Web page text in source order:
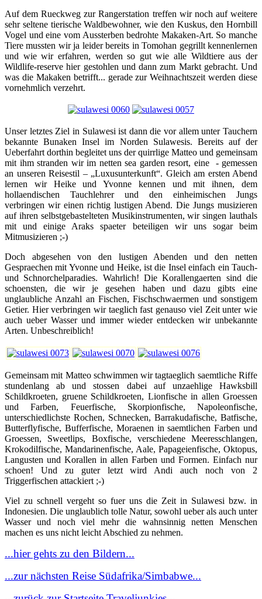
Auf dem Rueckweg zur Rangerstation treffen wir noch auf weitere
sehr seltene tierische Waldbewohner, wie den Kuskus, den Hornbill
Vogel und eine vom Aussterben bedrohte Makaken-Art. So manche
Tiere mussten wir ja leider bereits in Tomohan gegrillt kennenlernen
und wie wir erfahren, werden so gut wie alle Wildtiere aus der
Wildlife-reserve hier gestohlen und dann zum Markt gebracht. Und
was die Makaken betrifft... gerade zur Weihnachtszeit werden diese
vornehmlich verzehrt.
Unser letztes Ziel in Sulawesi ist dann die vor allem unter Tauchern
bekannte Bunaken Insel im Norden Sulawesis. Bereits auf der
Ueberfahrt dorthin begleitet uns der quirrlige Matteo und gemeinsam
mit ihm stranden wir im netten sea garden resort, eine - gemessen
an unseren Reisestil – „Luxusunterkunft“. Gleich am ersten Abend
lernen wir Heike und Yvonne kennen und mit ihnen, dem
hollaendischen Tauchlehrer und den einheimischen Jungs
verbringen wir einen richtig lustigen Abend. Die Jungs musizieren
auf ihren selbstgebastelteten Musikinstrumenten, wir singen lauthals
mit und einige Araks spaeter beteiligen wir uns sogar beim
Mitmusizieren ;-)
Doch abgesehen von den lustigen Abenden und den netten
Gespraechen mit Yvonne und Heike, ist die Insel einfach ein Tauch-
und Schnorchelparadies. Wahrlich! Die Korallengaerten sind die
schoensten, die wir je gesehen haben und dazu gibts eine
unglaubliche Anzahl an Fischen, Fischschwaermen und sonstigem
Getier. Hier verbringen wir taeglich fast genauso viel Zeit unter wie
auch ueber Wasser und immer wieder entdecken wir unbekannte
Arten. Unbeschreiblich!
Gemeinsam mit Matteo schwimmen wir tagtaeglich saemtliche Riffe
stundenlang ab und stossen dabei auf unzaehlige Hawksbill
Schildkroeten, gruene Schildkroeten, Lionfische in allen Groessen
und Farben, Feuerfische, Skorpionfische, Napoleonfische,
unterschiedlichste Rochen, Schnecken, Barrakudafische, Batfische,
Butterflyfische, Bufferfische, Moraenen in saemtlichen Farben und
Groessen, Sweetlips, Boxfische, verschiedene Meeresschlangen,
Krokodilfische, Mandarinenfische, Aale, Papageienfische, Oktopus,
Langusten und Korallen in allen Farben und Formen. Einfach nur
schoen! Und zu guter letzt wird Andi auch noch von 2
Triggerfischen attackiert ;-)
Viel zu schnell vergeht so fuer uns die Zeit in Sulawesi bzw. in
Indonesien. Die unglaublich tolle Natur, sowohl ueber als auch unter
Wasser und noch viel mehr die wahnsinnig netten Menschen
machen es uns nicht leicht Abschied zu nehmen.
...hier gehts zu den Bildern...
...zur nächsten Reise Südafrika/Simbabwe...